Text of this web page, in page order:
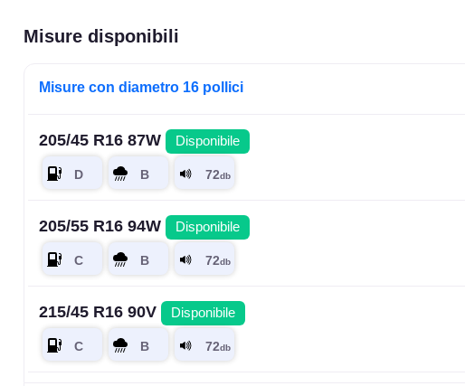
Misure disponibili
Misure con diametro 16 pollici
205/45 R16 87W Disponibile
205/55 R16 94W Disponibile
215/45 R16 90V Disponibile